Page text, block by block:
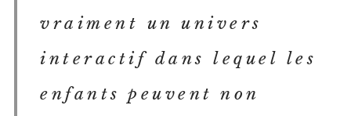
vraiment un univers
interactif dans lequel les
enfants peuvent non